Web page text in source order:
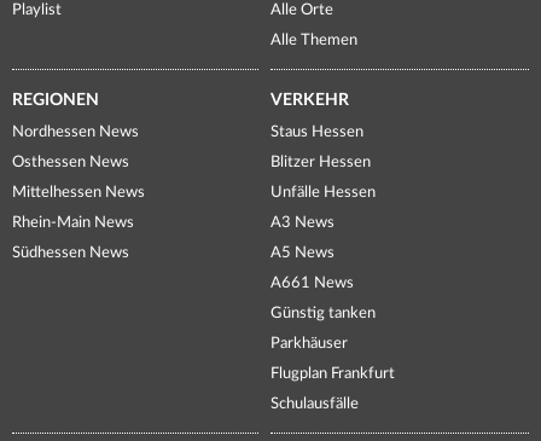
Playlist
Alle Orte
Alle Themen
REGIONEN
Nordhessen News
Osthessen News
Mittelhessen News
Rhein-Main News
Südhessen News
VERKEHR
Staus Hessen
Blitzer Hessen
Unfälle Hessen
A3 News
A5 News
A661 News
Günstig tanken
Parkhäuser
Flugplan Frankfurt
Schulausfälle